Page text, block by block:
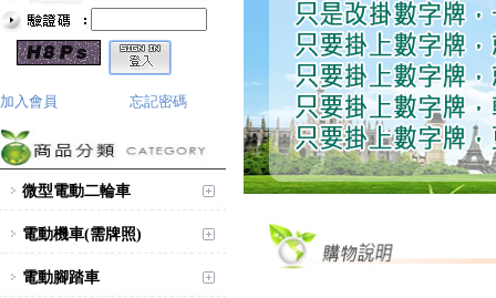
加入會員 忘記密碼
微型電動二輪車
電動機車(需牌照)
電動腳踏車